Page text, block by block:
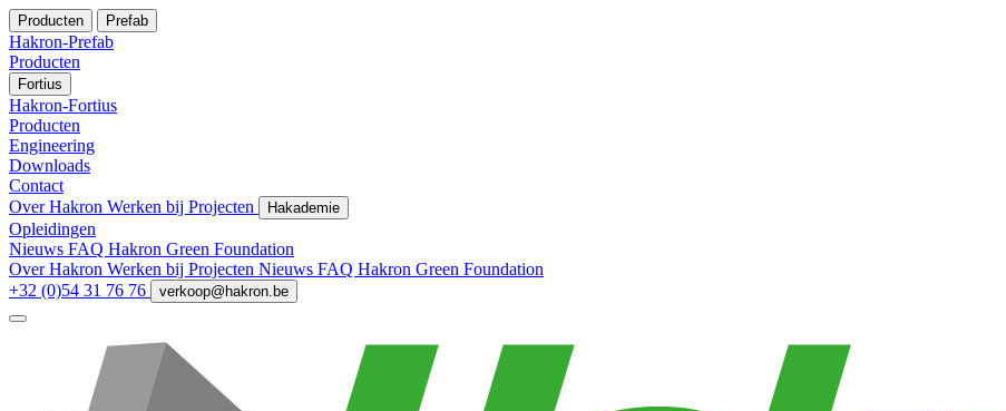
Producten Prefab
Hakron-Prefab
Producten
Fortius
Hakron-Fortius
Producten
Engineering
Downloads
Contact
Over Hakron Werken bij Projecten Hakademie
Opleidingen
Nieuws FAQ Hakron Green Foundation
Over Hakron Werken bij Projecten Nieuws FAQ Hakron Green Foundation
+32 (0)54 31 76 76
verkoop@hakron.be